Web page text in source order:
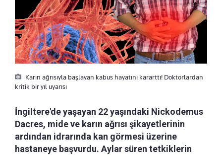
Karın ağrısıyla başlayan kabus hayatını kararttı! Doktorlardan
kritik bir yıl uyarısı
İngiltere'de yaşayan 22 yaşındaki Nickodemus
Dacres, mide ve karın ağrısı şikayetlerinin
ardından idrarında kan görmesi üzerine
hastaneye başvurdu. Aylar süren tetkiklerin